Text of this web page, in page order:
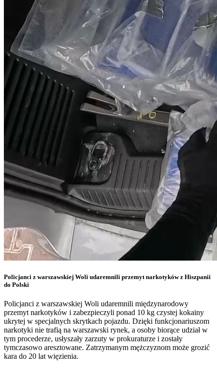
Policjanci z warszawskiej Woli udaremnili przemyt narkotyków z Hiszpanii
do Polski
Policjanci z warszawskiej Woli udaremnili międzynarodowy
przemyt narkotyków i zabezpieczyli ponad 10 kg czystej kokainy
ukrytej w specjalnych skrytkach pojazdu. Dzięki funkcjonariuszom
narkotyki nie trafią na warszawski rynek, a osoby biorące udział w
tym procederze, usłyszały zarzuty w prokuraturze i zostały
tymczasowo aresztowane. Zatrzymanym mężczyznom może grozić
kara do 20 lat więzienia.